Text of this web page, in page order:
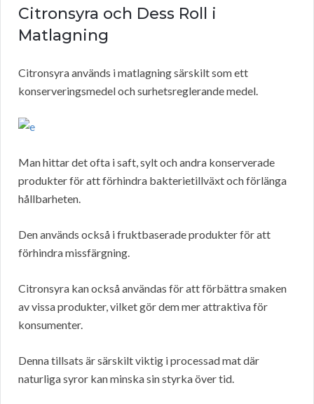
Citronsyra och Dess Roll i
Matlagning
Citronsyra används i matlagning särskilt som ett
konserveringsmedel och surhetsreglerande medel.
Man hittar det ofta i saft, sylt och andra konserverade
produkter för att förhindra bakterietillväxt och förlänga
hållbarheten.
Den används också i fruktbaserade produkter för att
förhindra missfärgning.
Citronsyra kan också användas för att förbättra smaken
av vissa produkter, vilket gör dem mer attraktiva för
konsumenter.
Denna tillsats är särskilt viktig i processad mat där
naturliga syror kan minska sin styrka över tid.